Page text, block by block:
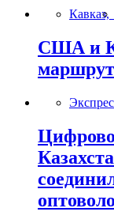
Кавказ,
США и